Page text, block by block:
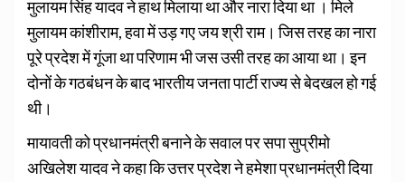
मुलायम सिंह यादव ने हाथ मिलाया था और नारा दिया था । मिले
मुलायम कांशीराम, हवा में उड़ गए जय श्री राम। जिस तरह का नारा
पूरे प्रदेश में गूंजा था परिणाम भी जस उसी तरह का आया था। इन
दोनों के गठबंधन के बाद भारतीय जनता पार्टी राज्य से बेदखल हो गई
थी।
मायावती को प्रधानमंत्री बनाने के सवाल पर सपा सुप्रीमो
अखिलेश यादव ने कहा कि उत्तर प्रदेश ने हमेशा प्रधानमंत्री दिया